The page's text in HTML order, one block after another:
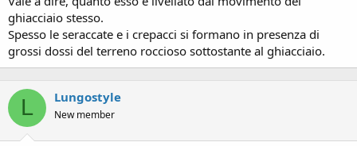
ghiacciaio stesso.
Spesso le seraccate e i crepacci si formano in presenza di
grossi dossi del terreno roccioso sottostante al ghiacciaio.
L Lungostyle
New member